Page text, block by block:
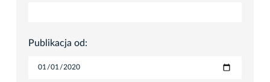
Publikacja od: